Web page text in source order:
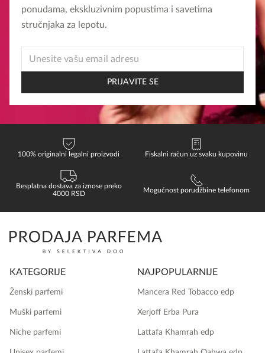
ponudama, ekskluzivnim popustima i savetima
stručnjaka za lepotu.
EMAIL
PRIJAVITE SE
100% originalni legalni proizvodi Fiskalni račun uz svaku kupovinu
Besplatna dostava za iznose preko
4000 RSD
Mogućnost porudžbine telefonom
KATEGORIJE
Ženski parfemi
Muški parfemi
Niche parfemi
NAJPOPULARNIJE
Mancera Red Tobacco edp
Xerjoff Erba Pura
Lattafa Khamrah edp